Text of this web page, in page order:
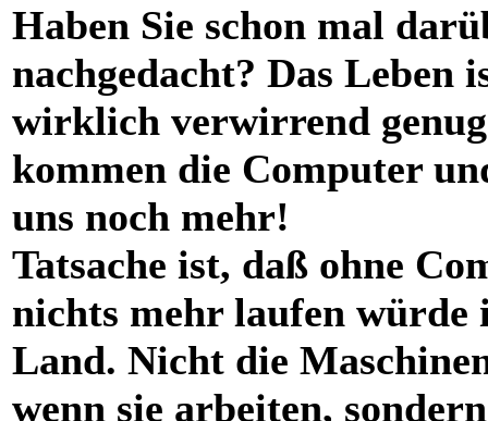
Haben Sie schon mal
nachgedacht? Das Leben
wirklich verwirrend
kommen die Computer
uns noch mehr!
Tatsache ist, daß ohne
nichts mehr laufen würde
Land. Nicht die
wenn sie arbeiten,